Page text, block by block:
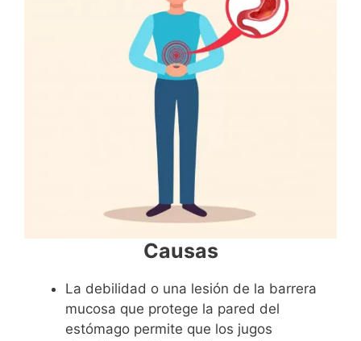
Causas
La debilidad o una lesión de la barrera
mucosa que protege la pared del
estómago permite que los jugos